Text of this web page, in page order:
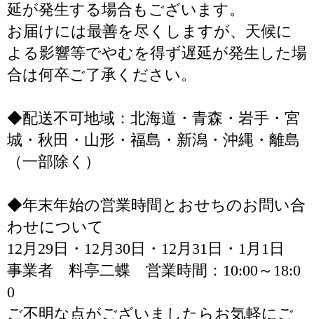
延が発生する場合もございます。
お届けには最善を尽くしますが、天候に
よる影響等でやむを得ず遅延が発生した場
合は何卒ご了承ください。
◆配送不可地域：北海道・青森・岩手・宮
城・秋田・山形・福島・新潟・沖縄・離島
（一部除く）
◆年末年始の営業時間とおせちのお問い合
わせについて
12月29日・12月30日・12月31日・1月1日
事業者 料亭二蝶 営業時間：10:00～18:0
0
ご不明な点がございましたらお気軽にご